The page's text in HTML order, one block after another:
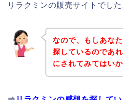
リラクミンの販売サイトでした
なので、もしあな
探しているのであ
にされてみてはい